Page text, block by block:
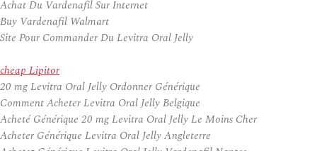
Achat Du Vardenafil Sur Internet
Buy Vardenafil Walmart
Site Pour Commander Du Levitra Oral Jelly
cheap Lipitor
20 mg Levitra Oral Jelly Ordonner Générique
Comment Acheter Levitra Oral Jelly Belgique
Acheté Générique 20 mg Levitra Oral Jelly Le Moins Cher
Acheter Générique Levitra Oral Jelly Angleterre